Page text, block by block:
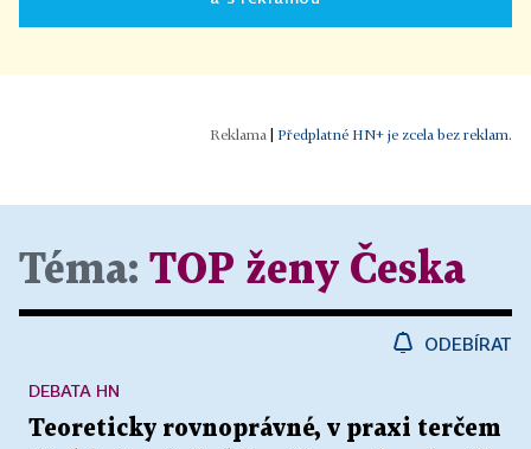
Předplatné HN+ je zcela bez reklam.
Téma: TOP ženy Česka
ODEBÍRAT
Teoreticky rovnoprávné, v praxi terčem
DEBATA HN